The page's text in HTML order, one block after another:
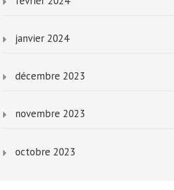
janvier 2024
décembre 2023
novembre 2023
octobre 2023